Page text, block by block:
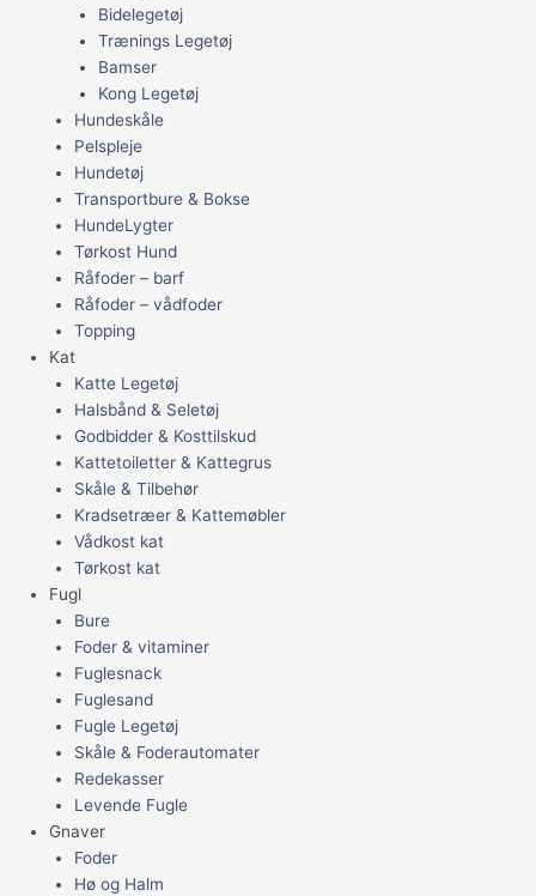
Bidelegetøj
Trænings Legetøj
Bamser
Kong Legetøj
Hundeskåle
Pelspleje
Hundetøj
Transportbure & Bokse
HundeLygter
Tørkost Hund
Råfoder – barf
Råfoder – vådfoder
Topping
Kat
Katte Legetøj
Halsbånd & Seletøj
Godbidder & Kosttilskud
Kattetoiletter & Kattegrus
Skåle & Tilbehør
Kradsetræer & Kattemøbler
Vådkost kat
Tørkost kat
Fugl
Bure
Foder & vitaminer
Fuglesnack
Fuglesand
Fugle Legetøj
Skåle & Foderautomater
Redekasser
Levende Fugle
Gnaver
Foder
Hø og Halm